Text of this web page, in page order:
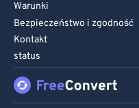
Warunki
Bezpieczeństwo i zgodność
Kontakt
status